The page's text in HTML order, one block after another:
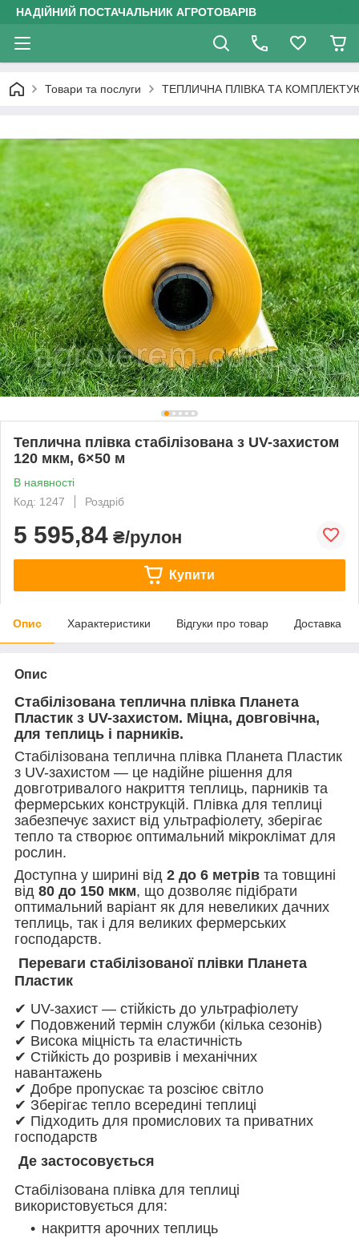
НАДІЙНИЙ ПОСТАЧАЛЬНИК АГРОТОВАРІВ
Товари та послуги ТЕПЛИЧНА ПЛІВКА ТА
Теплична плівка стабілізована з UV-захистом
120 мкм, 6×50 м
В наявності
Код: 1247
Роздріб
5 595,84 ₴/рулон
Купити
Опис Характеристики Відгуки про товар Доставка
Опис
Стабілізована теплична плівка Планета
Пластик з UV-захистом. Міцна, довговічна,
для теплиць і парників.
Стабілізована теплична плівка Планета Пластик
з UV-захистом — це надійне рішення для
довготривалого накриття теплиць, парників та
фермерських конструкцій. Плівка для теплиці
забезпечує захист від ультрафіолету, зберігає
тепло та створює оптимальний мікроклімат для
рослин.
Доступна у ширині від 2 до 6 метрів та товщині
від 80 до 150 мкм, що дозволяє підібрати
оптимальний варіант як для невеликих дачних
теплиць, так і для великих фермерських
господарств.
Переваги стабілізованої плівки Планета
Пластик
✔ UV-захист — стійкість до ультрафіолету
✔ Подовжений термін служби (кілька сезонів)
✔ Висока міцність та еластичність
✔ Стійкість до розривів і механічних
навантажень
✔ Добре пропускає та розсіює світло
✔ Зберігає тепло всередині теплиці
✔ Підходить для промислових та приватних
господарств
Де застосовується
Стабілізована плівка для теплиці
використовується для:
накриття арочних теплиць